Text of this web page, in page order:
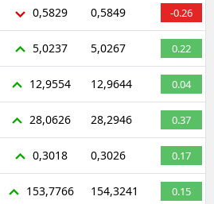
0,5829 0,5849 -0.26
5,0237 5,0267 0.22
12,9554 12,9644 0.04
28,0626 28,2946 0.37
0,3018 0,3026 0.17
153,7766 154,3241 0.15